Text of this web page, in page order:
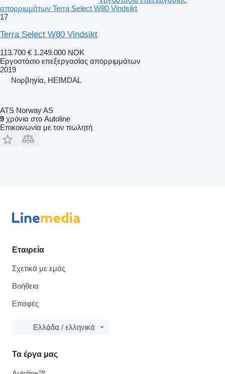
απορριμμάτων Terra Select W80 Vindsikt
17
Terra Select W80 Vindsikt
113.700 € 1.249.000 NOK
Εργοστάσιο επεξεργασίας απορριμμάτων
2019
Νορβηγία, HEIMDAL
ATS Norway AS
9 χρόνια στο Autoline
Επικοινωνία με τον πωλητή
Εταιρεία
Σχετικά με εμάς
Βοήθεια
Επαφές
Ελλάδα / ελληνικά
Τα έργα μας